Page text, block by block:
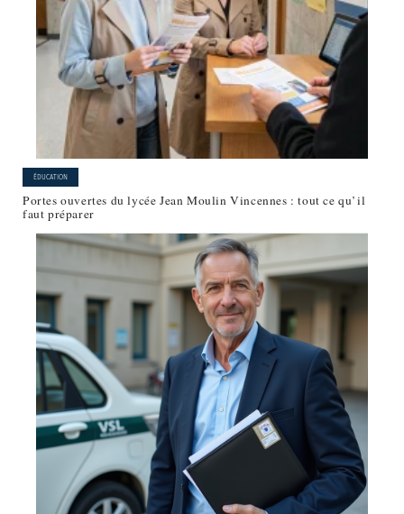
ÉDUCATION
Portes ouvertes du lycée Jean Moulin Vincennes : tout ce qu’il
faut préparer